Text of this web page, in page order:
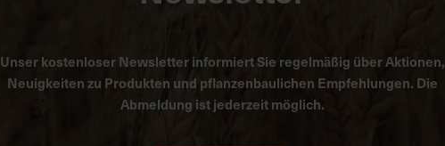
Unser kostenloser Newsletter informiert Sie regelmäßig über Aktionen,
Neuigkeiten zu Produkten und pflanzenbaulichen Empfehlungen. Die
Abmeldung ist jederzeit möglich.